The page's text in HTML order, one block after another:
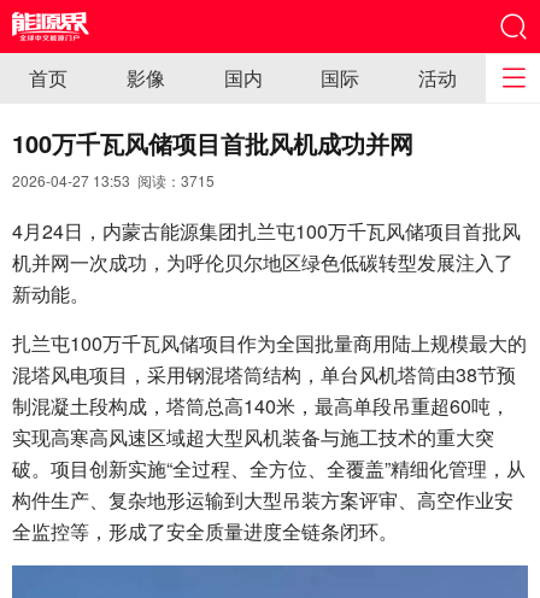
首页 影像 国内 国际 活动
100万千瓦风储项目首批风机成功并网
2026-04-27 13:53 阅读： 3715
4月24日，内蒙古能源集团扎兰屯100万千瓦风储项目首批风
机并网一次成功，为呼伦贝尔地区绿色低碳转型发展注入了
新动能。
扎兰屯100万千瓦风储项目作为全国批量商用陆上规模最大的
混塔风电项目，采用钢混塔筒结构，单台风机塔筒由38节预
制混凝土段构成，塔筒总高140米，最高单段吊重超60吨，
实现高寒高风速区域超大型风机装备与施工技术的重大突
破。项目创新实施“全过程、全方位、全覆盖”精细化管理，从
构件生产、复杂地形运输到大型吊装方案评审、高空作业安
全监控等，形成了安全质量进度全链条闭环。